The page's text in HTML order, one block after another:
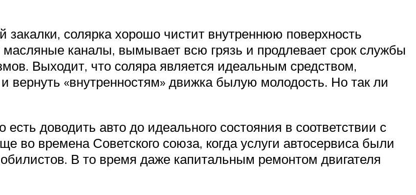
закалки, солярка хорошо чистит внутреннюю поверхность
каналы, вымывает всю грязь и продлевает срок службы
Выходит, что соляра является идеальным средством,
«внутренностям» движка былую молодость. Но так ли
доводить авто до идеального состояния в соответствии с
во времена Советского союза, когда услуги автосервиса были
В то время даже капитальным ремонтом двигателя